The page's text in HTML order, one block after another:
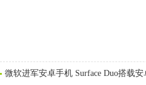
微软进军安卓手机 Surface Duo搭载安